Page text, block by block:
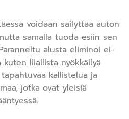
voidaan säilyttää auton
samalla tuoda esiin sen
alusta eliminoi ei-
liiallista nyökkäilyä
kallistelua ja
jotka ovat yleisiä